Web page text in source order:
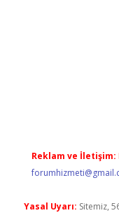
Reklam ve İletişim:
Yasal Uyarı: Sitemiz,